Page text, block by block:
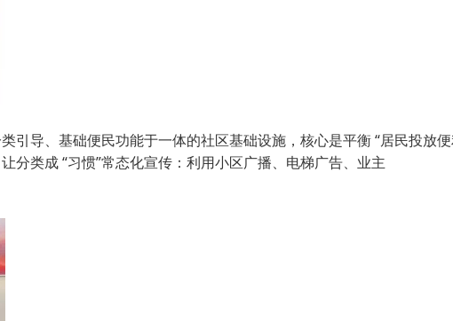
引导、基础便民功能于一体的社区基础设施，核心是平衡 “居民投放便
分类成 “习惯”常态化宣传：利用小区广播、电梯广告、业主